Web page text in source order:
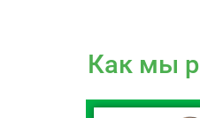
Как мы